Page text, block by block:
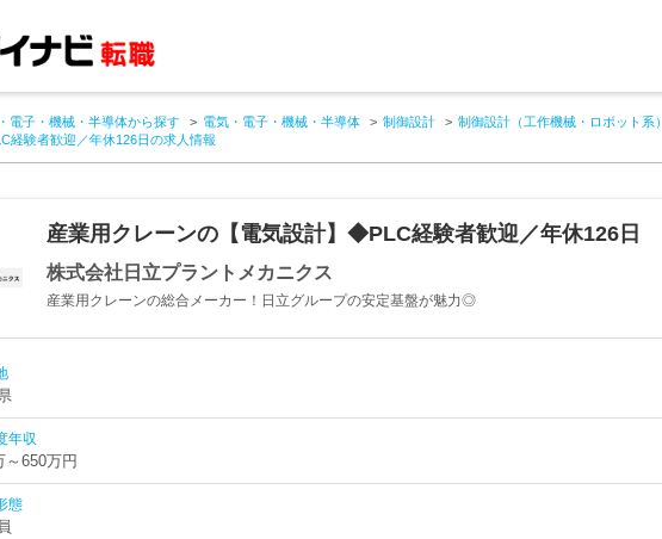
電子・機械・半導体から探す 電気・電子・機械・半導体 制御設計 制御設計（工作機械・ロボット系）
経験者歓迎／年休126日の求人情報
産業用クレーンの【電気設計】◆PLC経験者歓迎／年休126日
株式会社日立プラントメカニクス
産業用クレーンの総合メーカー！日立グループの安定基盤が魅力◎
年収
～650万円
態